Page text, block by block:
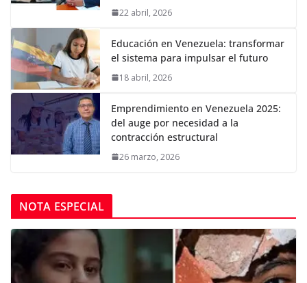
22 abril, 2026
Educación en Venezuela: transformar
el sistema para impulsar el futuro
18 abril, 2026
Emprendimiento en Venezuela 2025:
del auge por necesidad a la
contracción estructural
26 marzo, 2026
NOTA ESPECIAL